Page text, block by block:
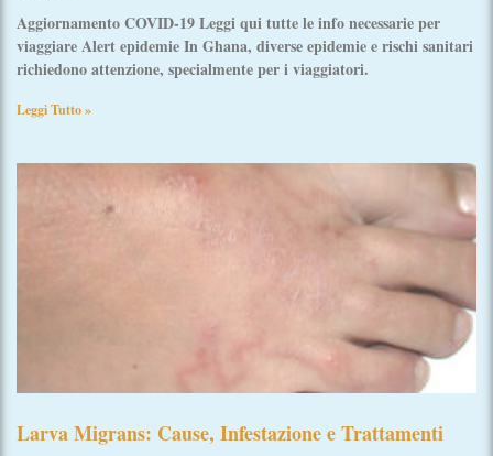
Aggiornamento COVID-19 Leggi qui tutte le info necessarie per
viaggiare Alert epidemie In Ghana, diverse epidemie e rischi sanitari
richiedono attenzione, specialmente per i viaggiatori.
Leggi Tutto »
Larva Migrans: Cause, Infestazione e Trattamenti